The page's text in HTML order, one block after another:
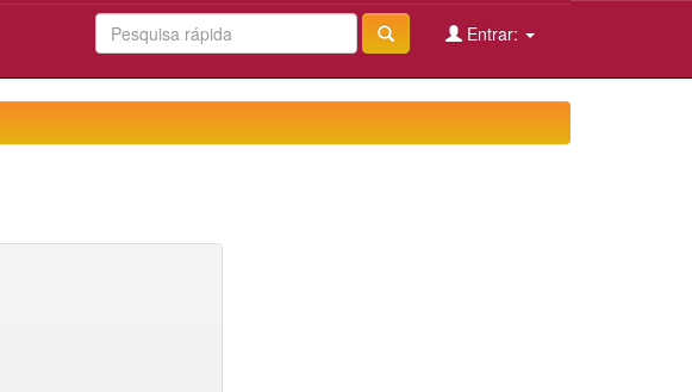
Entrar: